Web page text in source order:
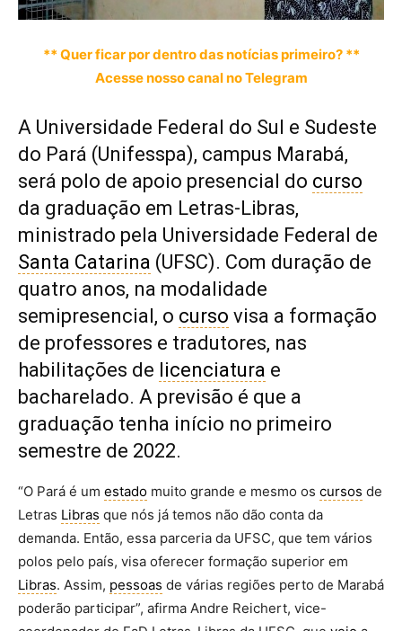
** Quer ficar por dentro das notícias primeiro? **
Acesse nosso canal no Telegram
A Universidade Federal do Sul e Sudeste
do Pará (Unifesspa), campus Marabá,
será polo de apoio presencial do curso
da graduação em Letras-Libras,
ministrado pela Universidade Federal de
Santa Catarina (UFSC). Com duração de
quatro anos, na modalidade
semipresencial, o curso visa a formação
de professores e tradutores, nas
habilitações de licenciatura e
bacharelado. A previsão é que a
graduação tenha início no primeiro
semestre de 2022.
“O Pará é um estado muito grande e mesmo os cursos de
Letras Libras que nós já temos não dão conta da
demanda. Então, essa parceria da UFSC, que tem vários
polos pelo país, visa oferecer formação superior em
Libras. Assim, pessoas de várias regiões perto de Marabá
poderão participar”, afirma Andre Reichert, vice-